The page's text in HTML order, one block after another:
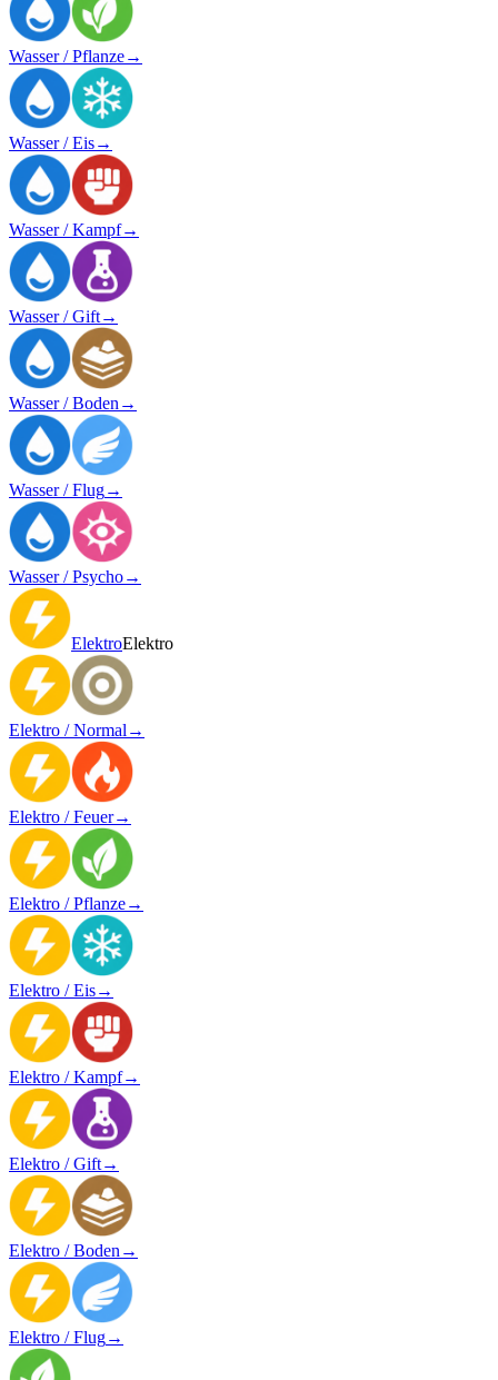
Wasser / Pflanze→
Wasser / Eis→
Wasser / Kampf→
Wasser / Gift→
Wasser / Boden →
Wasser / Flug→
Wasser / Psycho→
ElektroElektro
Elektro / Normal →
Elektro / Feuer→
Elektro / Pflanze→
Elektro / Eis→
Elektro / Kampf→
Elektro / Gift→
Elektro / Boden →
Elektro / Flug→